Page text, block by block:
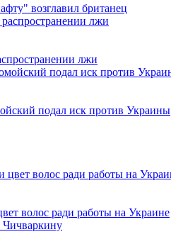
возглавил британец
лжи
подал иск против Украины
волос ради работы на Украине